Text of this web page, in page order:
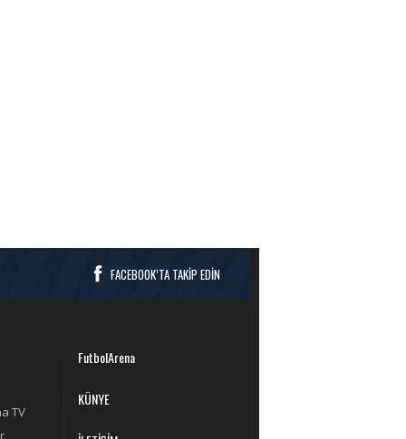
FACEBOOK’TA TAKİP EDİN
TV
FutbolArena
KÜNYE